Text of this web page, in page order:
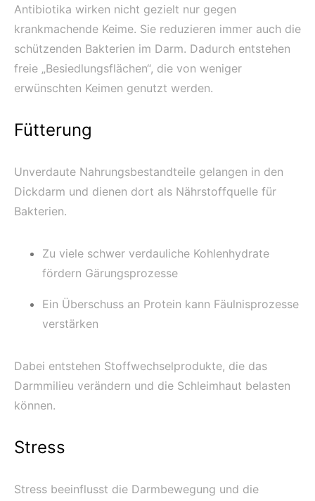
Antibiotika wirken nicht gezielt nur gegen
krankmachende Keime. Sie reduzieren immer auch die
schützenden Bakterien im Darm. Dadurch entstehen
freie „Besiedlungsflächen“, die von weniger
erwünschten Keimen genutzt werden.
Fütterung
Unverdaute Nahrungsbestandteile gelangen in den
Dickdarm und dienen dort als Nährstoffquelle für
Bakterien.
Zu viele schwer verdauliche Kohlenhydrate
fördern Gärungsprozesse
Ein Überschuss an Protein kann Fäulnisprozesse
verstärken
Dabei entstehen Stoffwechselprodukte, die das
Darmmilieu verändern und die Schleimhaut belasten
können.
Stress
Stress beeinflusst die Darmbewegung und die